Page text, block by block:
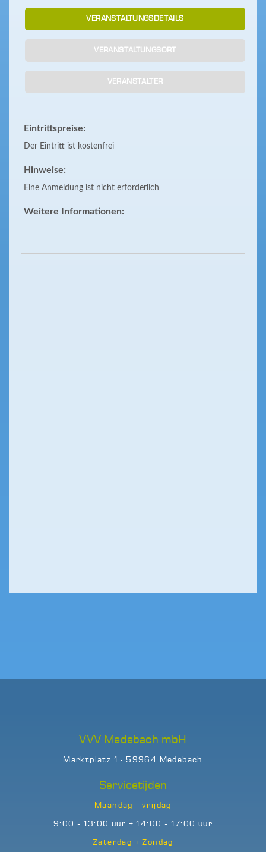
VERANSTALTUNGSDETAILS
VERANSTALTUNGSORT
VERANSTALTER
Eintrittspreise:
Der Eintritt ist kostenfrei
Hinweise:
Eine Anmeldung ist nicht erforderlich
Weitere Informationen:
VVV Medebach mbH
Marktplatz 1 · 59964 Medebach
Servicetijden
Maandag - vrijdag
9:00 - 13:00 uur + 14:00 - 17:00 uur
Zaterdag + Zondag